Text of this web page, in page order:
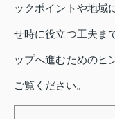
ックポイントや地域
せ時に役立つ工夫ま
ップへ進むためのヒ
ご覧ください。